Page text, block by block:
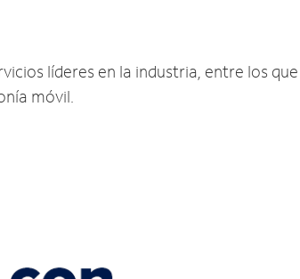
líderes en la industria, entre los
móvil.